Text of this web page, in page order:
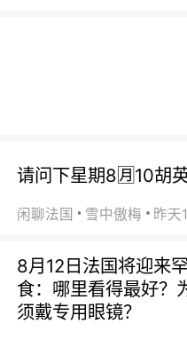
请问下星期8🈷️10胡
闲聊法国 雪中傲梅 昨天
8月12日法国将迎来
食：哪里看得最好？
须戴专用眼镜？